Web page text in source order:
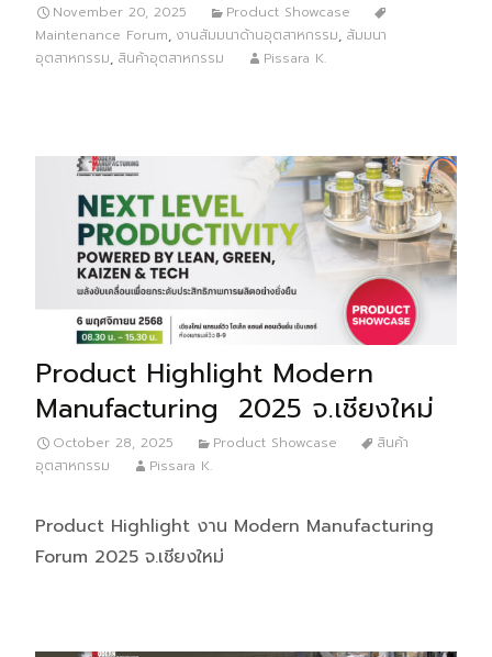
November 20, 2025
Product Showcase
Maintenance Forum, งานสัมมนาด้านอุตสาหกรรม, สัมมนา
อุตสาหกรรม, สินค้าอุตสาหกรรม Pissara K.
Product Highlight Modern
Manufacturing 2025 จ.เชียงใหม่
October 28, 2025 Product Showcase
สินค้า
อุตสาหกรรม
Pissara K.
Product Highlight งาน Modern Manufacturing
Forum 2025 จ.เชียงใหม่